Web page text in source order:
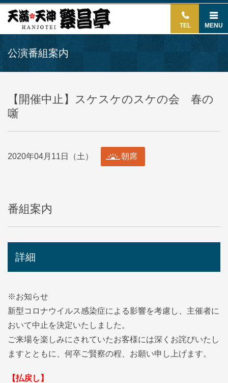
TEL MENU
公演番組案内
【開催中止】スケスケのスケの会 春の
噺
2020年04月11日（土） 朝席
番組案内
詳細
※お知らせ
新型コロナウイルス感染症による影響を考慮し、主催者に
おいて中止を決定いたしました。
ご来場を楽しみにされていたお客様には深くお詫びいたし
ますとともに、何卒ご賢察の程、お願い申し上げます。
【払戻し】